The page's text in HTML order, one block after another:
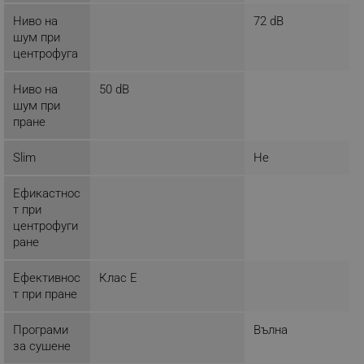
Ниво на
шум при
центрофуга
72 dB
Ниво на
шум при
пране
50 dB
Slim Не
Ефикастнос
т при
центрoфуги
ране
Ефективнос
т при пране
Клас E
Програми
за сушене
Вълна
Строго необходимите бисквитки позволяват
основната функционалност на уебсайта, като
Име
.alleop.bg